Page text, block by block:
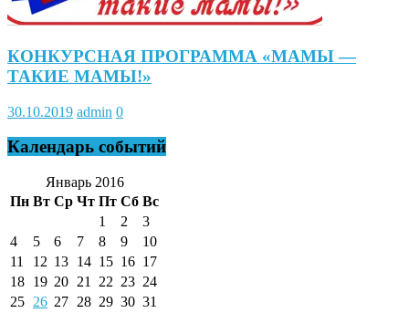
КОНКУРСНАЯ ПРОГРАММА «МАМЫ —
ТАКИЕ МАМЫ!»
30.10.2019 admin 0
Календарь событий
Январь 2016
Пн Вт Ср Чт Пт Сб Вс
1
2
3
4
5 6 7 8 9
10
11
12 13 14 15 16 17
18 19 20 21 22 23 24
25 26 27 28 29 30 31